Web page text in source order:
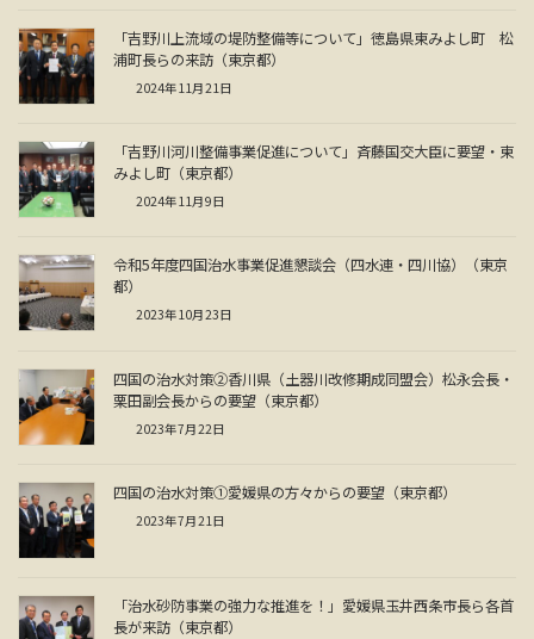
「吉野川上流域の堤防整備等について」徳島県東みよし町 松
浦町長らの来訪（東京都）
2024年11月21日
「吉野川河川整備事業促進について」斉藤国交大臣に要望・東
みよし町（東京都）
2024年11月9日
令和5年度四国治水事業促進懇談会（四水連・四川協）（東京
都）
2023年10月23日
四国の治水対策②香川県（土器川改修期成同盟会）松永会長・
栗田副会長からの要望（東京都）
2023年7月22日
四国の治水対策①愛媛県の方々からの要望（東京都）
2023年7月21日
「治水砂防事業の強力な推進を！」愛媛県玉井西条市長ら各首
長が来訪（東京都）